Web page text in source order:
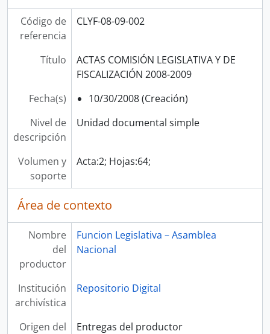
Código de
referencia
CLYF-08-09-002
Título
ACTAS COMISIÓN LEGISLATIVA Y DE
FISCALIZACIÓN 2008-2009
Fecha(s)
10/30/2008 (Creación)
Nivel de
descripción
Unidad documental simple
Volumen y
soporte
Acta:2; Hojas:64;
Área de contexto
Nombre
del
productor
Funcion Legislativa – Asamblea
Nacional
Institución
archivística
Repositorio Digital
Origen del
Entregas del productor